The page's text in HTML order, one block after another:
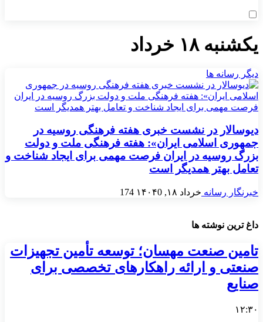
يکشنبه ۱۸ خرداد
دیگر رسانه ها
دیوسالار در نشست خبری هفته فرهنگی روسیه در
جمهوری اسلامی ایران»: هفته فرهنگی ملت و دولت
بزرگ روسیه در ایران فرصت مهمی برای ایجاد شناخت و
تعامل بهتر همدیگر است
خبرنگار رسانه خرداد ۱۸, ۱۴۰۴ 0
174
داغ ترین نوشته ها
تامین صنعت مهسان؛ توسعه تأمین تجهیزات
صنعتی و ارائه راهکارهای تخصصی برای
صنایع
۱۲:۳۰